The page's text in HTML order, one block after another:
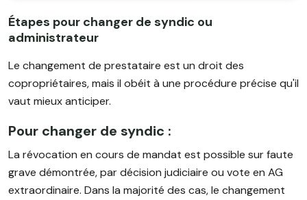
Étapes pour changer de syndic ou
administrateur
Le changement de prestataire est un droit des
copropriétaires, mais il obéit à une procédure précise qu'il
vaut mieux anticiper.
Pour changer de syndic :
La révocation en cours de mandat est possible sur faute
grave démontrée, par décision judiciaire ou vote en AG
extraordinaire. Dans la majorité des cas, le changement